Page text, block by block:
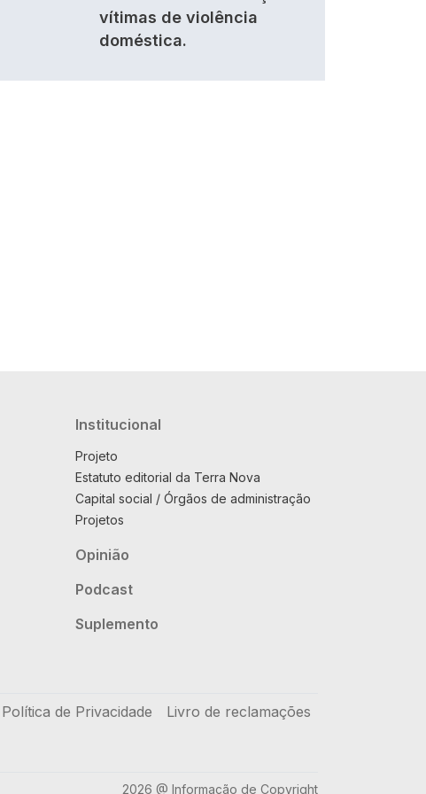
vítimas de violência
doméstica.
Institucional
Projeto
Estatuto editorial da Terra Nova
Capital social / Órgãos de administração
Projetos
Opinião
Podcast
Suplemento
Política de Privacidade Livro de reclamações
2026 @ Informação de Copyright